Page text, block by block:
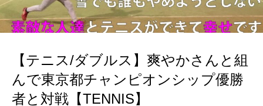
【テニス/ダブルス】爽やかさんと組
んで東京都チャンピオンシップ優勝
者と対戦【TENNIS】